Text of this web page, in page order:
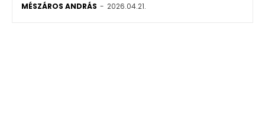
MÉSZÁROS ANDRÁS - 2026.04.21.